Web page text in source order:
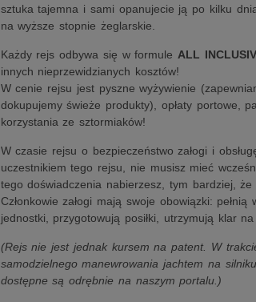
sztuka tajemna i sami opanujecie ją po kilku
na wyższe stopnie żeglarskie.
Każdy rejs odbywa się w formule ALL
innych nieprzewidzianych kosztów!
W cenie rejsu jest pyszne wyżywienie
dokupujemy świeże produkty), opłaty portowe,
korzystania ze sztormiaków!
W czasie rejsu o bezpieczeństwo załogi i
uczestnikiem tego rejsu, nie musisz mieć
tego doświadczenia nabierzesz, tym bardziej,
Członkowie załogi mają swoje obowiązki:
jednostki, przygotowują posiłki, utrzymują klar na
(Rejs nie jest jednak kursem na patent. W
samodzielnego manewrowania jachtem na
dostępne są odrębnie na naszym portalu.)